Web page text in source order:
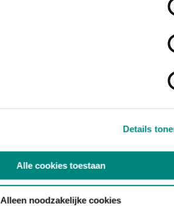
Details
Alle cookies toestaan
Alleen noodzakelijke cookies